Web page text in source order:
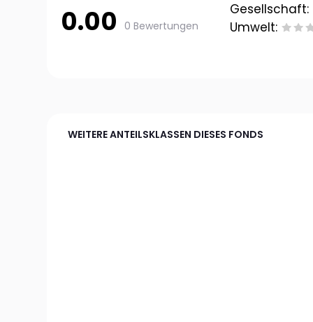
0.00 0 Bewertungen
Gesellschaft:
Umwelt:
WEITERE ANTEILSKLASSEN DIESES FONDS